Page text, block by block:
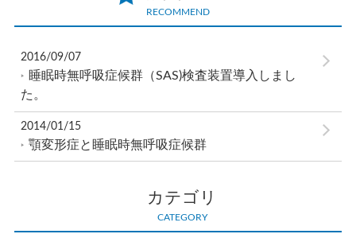
RECOMMEND
2016/09/07
睡眠時無呼吸症候群（SAS)検査装置導入しまし
た。
2014/01/15
顎変形症と睡眠時無呼吸症候群
カテゴリ
CATEGORY